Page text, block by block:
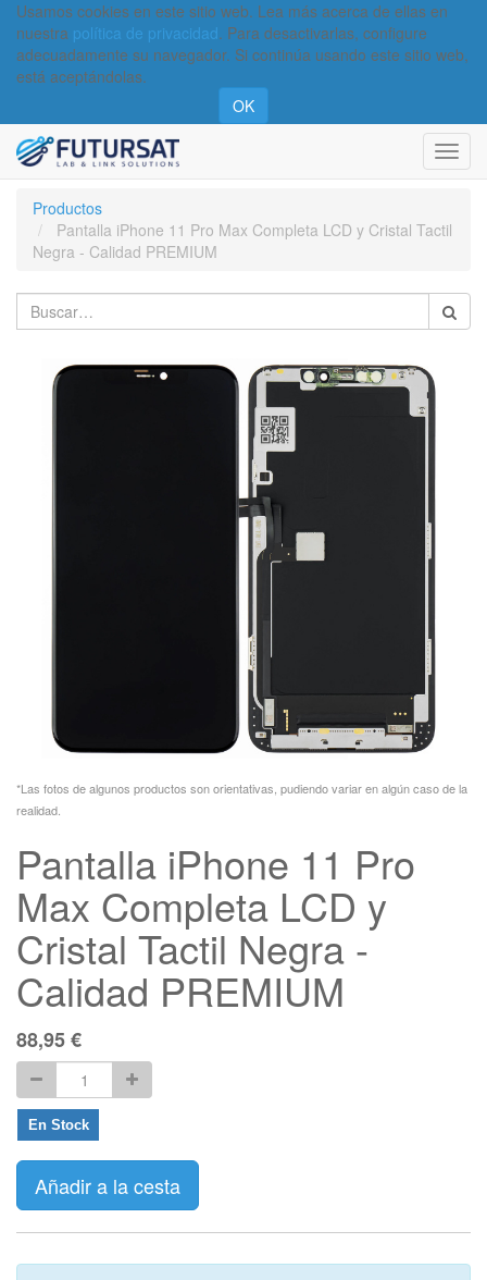
Usamos cookies en este sitio web. Lea más acerca de ellas en
nuestra política de privacidad. Para desactivarlas, configure
adecuadamente su navegador. Si continúa usando este sitio web,
está aceptándolas.
OK
Productos
Pantalla iPhone 11 Pro Max Completa LCD y Cristal Tactil
Negra - Calidad PREMIUM
*Las fotos de algunos productos son orientativas, pudiendo variar en algún caso de la
realidad.
Pantalla iPhone 11 Pro
Max Completa LCD y
Cristal Tactil Negra -
Calidad PREMIUM
88,95€
En Stock
Añadir a la cesta